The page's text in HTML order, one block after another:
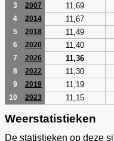
3 2007 11,69
4 2014 11,67
5 2018 11,49
6 2020 11,40
7 2026 11,36
8 2022 11,30
9 2019 11,19
10 2023 11,15
Weerstatistieken
De statistieken op deze